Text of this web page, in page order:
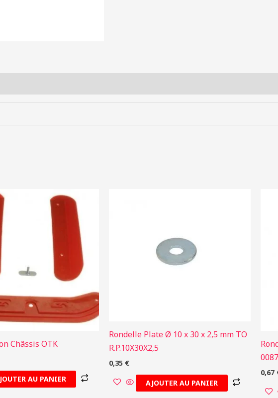
Châssis OTK
AU PANIER
Rondelle Plate Ø 10 x 30 x 2,5 mm TO
R.P.10X30X2,5
0,35 €
AJOUTER AU PANIER
0,67